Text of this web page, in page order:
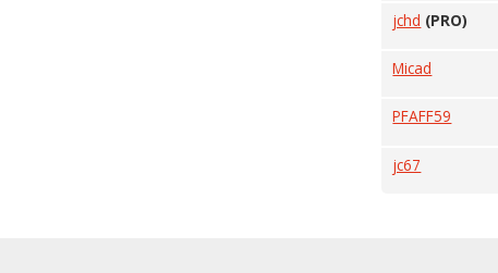
jchd (PRO)
Micad
PFAFF59
jc67